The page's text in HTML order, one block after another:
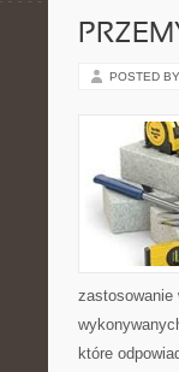
POSTED
zastosowanie
które